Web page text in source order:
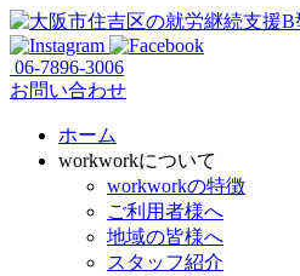
06-7896-3006
お問い合わせ
ホーム
workworkについて
workworkの特徴
ご利用者様へ
地域の皆様へ
スタッフ紹介